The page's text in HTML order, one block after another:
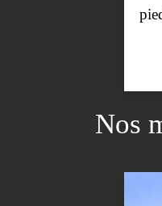
Nos